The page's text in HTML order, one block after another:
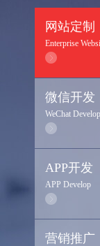
网站定制
Enterprise
微信开发
WeChat Develop
APP开发
APP Develop
营销推广